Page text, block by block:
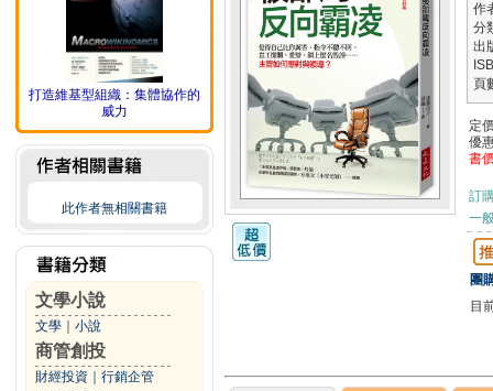
打造維基型組織：集體協作的
威力
此作者無相關書籍
文學小說
文學 小說
商管創投
財經投資 行銷企管
作
分
出
頁
定
優
書
訂
一
團
目